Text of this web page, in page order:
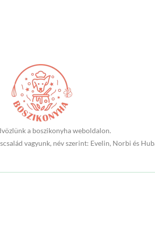
a boszikonyha weboldalon.
vagyunk, név szerint: Evelin, Norbi és